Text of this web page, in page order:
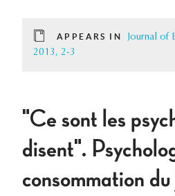
APPEARS IN
Journal of
2013, 2-3
"Ce sont les
disent".
consommation